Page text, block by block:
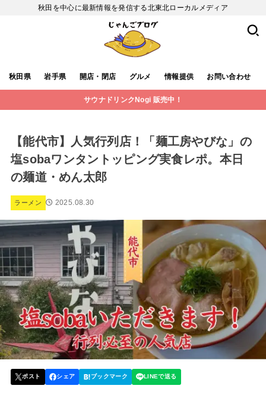
秋田を中心に最新情報を発信する北東北ローカルメディア
秋田県 岩手県 開店・閉店 グルメ 情報提供 お問い合わせ
サウナドリンクNogi 販売中！
【能代市】人気行列店！「麺工房やびな」の
塩sobaワンタントッピング実食レポ。本日
の麺道・めん太郎
ラーメン 2025.08.30